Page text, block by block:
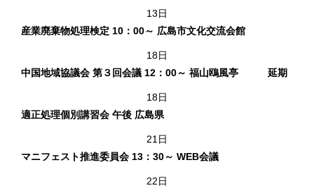
13日
産業廃棄物処理検定 10：00～ 広島市文化交流会館
18日
中国地域協議会 第３回会議 12：00～ 福山鴎風亭 延期
18日
適正処理個別講習会 午後 広島県
21日
マニフェスト推進委員会 13：30～ WEB会議
22日